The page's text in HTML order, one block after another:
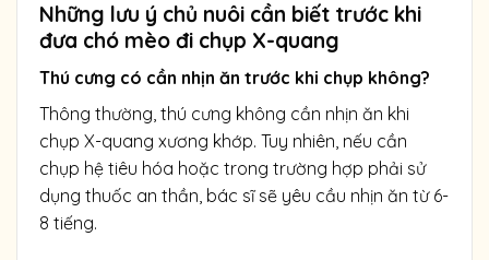
Những lưu ý chủ nuôi cần biết trước khi
đưa chó mèo đi chụp X-quang
Thú cưng có cần nhịn ăn trước khi chụp không?
Thông thường, thú cưng không cần nhịn ăn khi
chụp X-quang xương khớp. Tuy nhiên, nếu cần
chụp hệ tiêu hóa hoặc trong trường hợp phải sử
dụng thuốc an thần, bác sĩ sẽ yêu cầu nhịn ăn từ 6-
8 tiếng.